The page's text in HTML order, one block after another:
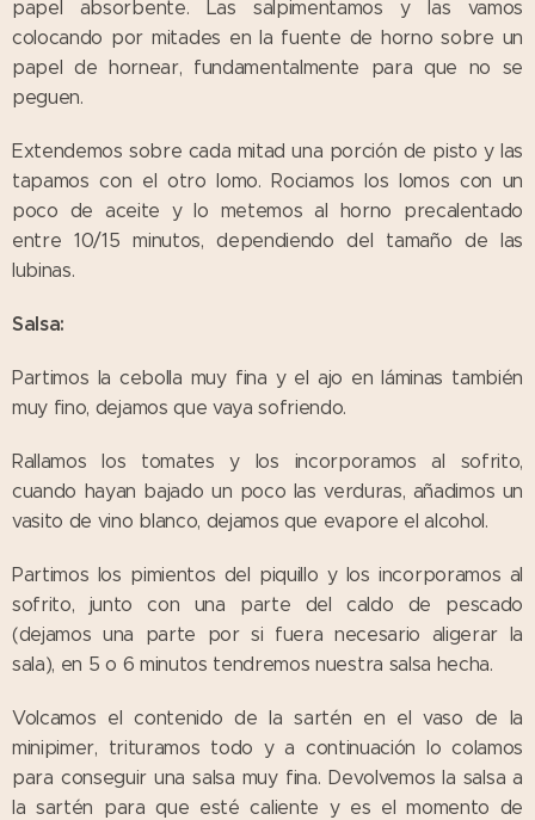
papel absorbente. Las salpimentamos y las vamos
colocando por mitades en la fuente de horno sobre un
papel de hornear, fundamentalmente para que no se
peguen.
Extendemos sobre cada mitad una porción de pisto y las
tapamos con el otro lomo. Rociamos los lomos con un
poco de aceite y lo metemos al horno precalentado
entre 10/15 minutos, dependiendo del tamaño de las
lubinas.
Salsa:
Partimos la cebolla muy fina y el ajo en láminas también
muy fino, dejamos que vaya sofriendo.
Rallamos los tomates y los incorporamos al sofrito,
cuando hayan bajado un poco las verduras, añadimos un
vasito de vino blanco, dejamos que evapore el alcohol.
Partimos los pimientos del piquillo y los incorporamos al
sofrito, junto con una parte del caldo de pescado
(dejamos una parte por si fuera necesario aligerar la
sala), en 5 o 6 minutos tendremos nuestra salsa hecha.
Volcamos el contenido de la sartén en el vaso de la
minipimer, trituramos todo y a continuación lo colamos
para conseguir una salsa muy fina. Devolvemos la salsa a
la sartén para que esté caliente y es el momento de